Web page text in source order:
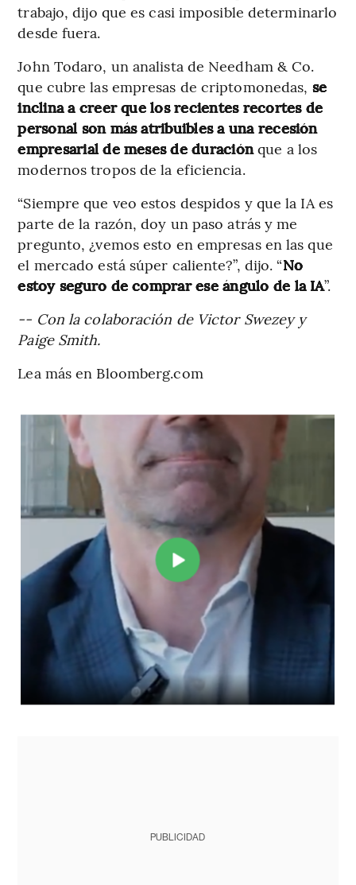
trabajo, dijo que es casi imposible determinarlo
desde fuera.
John Todaro, un analista de Needham & Co.
que cubre las empresas de criptomonedas, se
inclina a creer que los recientes recortes de
personal son más atribuibles a una recesión
empresarial de meses de duraciónque a los
modernos tropos de la eficiencia.
“Siempre que veo estos despidos y que la IA es
parte de la razón, doy un paso atrás y me
pregunto, ¿vemos esto en empresas en las que
el mercado está súper caliente?”, dijo. “No
estoy seguro de comprar ese ángulo de la IA”.
-- Con la colaboración de Victor Swezey y
Paige Smith.
Lea más en Bloomberg.com
PUBLICIDAD